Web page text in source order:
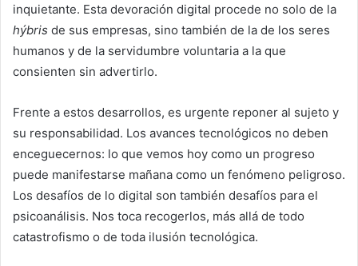
inquietante. Esta devoración digital procede no solo de la
hýbris de sus empresas, sino también de la de los seres
humanos y de la servidumbre voluntaria a la que
consienten sin advertirlo.
Frente a estos desarrollos, es urgente reponer al sujeto y
su responsabilidad. Los avances tecnológicos no deben
enceguecernos: lo que vemos hoy como un progreso
puede manifestarse mañana como un fenómeno peligroso.
Los desafíos de lo digital son también desafíos para el
psicoanálisis. Nos toca recogerlos, más allá de todo
catastrofismo o de toda ilusión tecnológica.